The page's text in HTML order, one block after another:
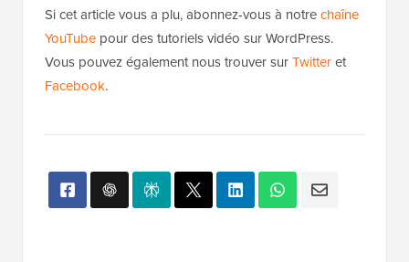
Si cet article vous a plu, abonnez-vous à notrechaîne
YouTube pour des tutoriels vidéo sur WordPress.
Vous pouvez également nous trouver surTwitteret
Facebook.